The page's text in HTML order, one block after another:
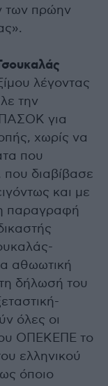
των πρώην
λέγοντας
την
για
χωρίς να
που
διαβίβασε
και με
παραγραφή
αθωωτική
δήλωσή του
όλες οι
ΟΠΕΚΕΠΕ το
ελληνικού
όποιο